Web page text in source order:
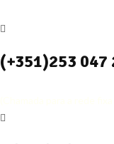
(+351)253 047